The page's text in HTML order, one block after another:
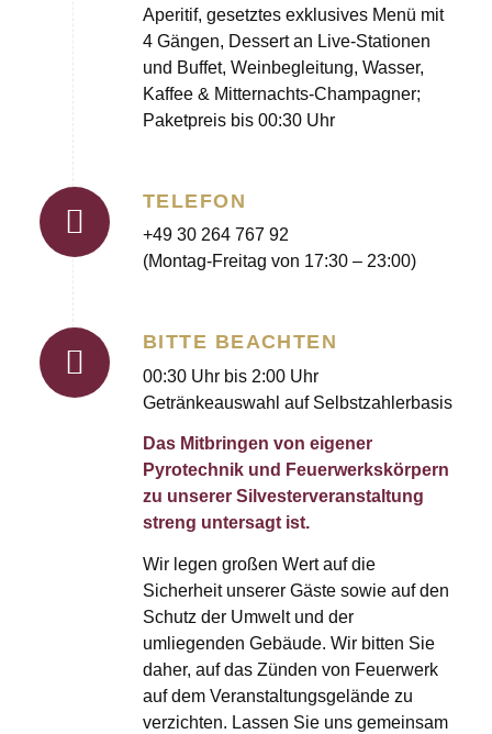
Aperitif, gesetztes exklusives Menü mit
4 Gängen, Dessert an Live-Stationen
und Buffet, Weinbegleitung, Wasser,
Kaffee & Mitternachts-Champagner;
Paketpreis bis 00:30 Uhr
TELEFON
+49 30 264 767 92
(Montag-Freitag von 17:30 – 23:00)
BITTE BEACHTEN
00:30 Uhr bis 2:00 Uhr
Getränkeauswahl auf Selbstzahlerbasis
Das Mitbringen von eigener
Pyrotechnik und Feuerwerkskörpern
zu unserer Silvesterveranstaltung
streng untersagt ist.
Wir legen großen Wert auf die
Sicherheit unserer Gäste sowie auf den
Schutz der Umwelt und der
umliegenden Gebäude. Wir bitten Sie
daher, auf das Zünden von Feuerwerk
auf dem Veranstaltungsgelände zu
verzichten. Lassen Sie uns gemeinsam